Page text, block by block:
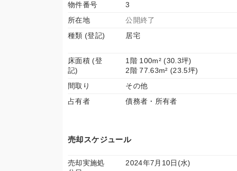
物件番号 3
所在地
公開終了
種類 (登記)
居宅
床面積 (登
記)
1階 100m² (30.3坪)
2階 77.63m² (23.5坪)
間取り その他
占有者
債務者・所有者
売却スケジュール
売却実施処
2024年7月10日(水)